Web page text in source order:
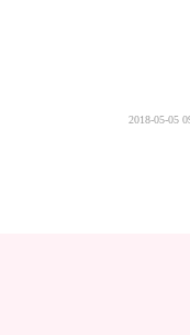
2018-05-